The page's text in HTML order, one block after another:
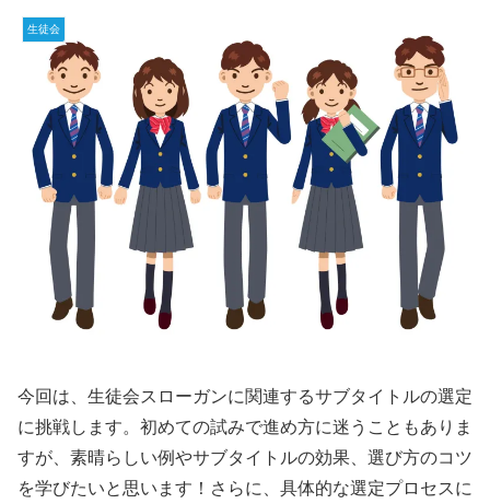
生徒会
今回は、生徒会スローガンに関連するサブタイトルの選定
に挑戦します。初めての試みで進め方に迷うこともありま
すが、素晴らしい例やサブタイトルの効果、選び方のコツ
を学びたいと思います！さらに、具体的な選定プロセスに